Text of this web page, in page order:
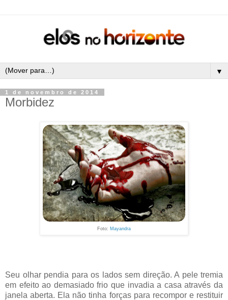
▼
1 de novembro de 2014
Morbidez
Foto: Mayandra
Seu olhar pendia para os lados sem direção. A pele tremia
em efeito ao demasiado frio que invadia a casa através da
janela aberta. Ela não tinha forças para recompor e restituir